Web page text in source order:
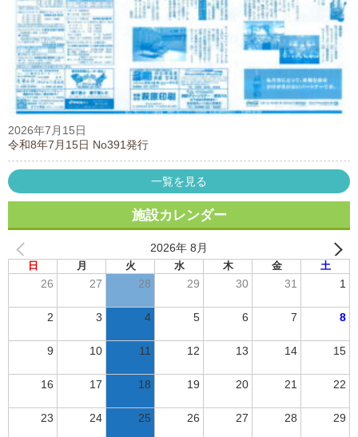
2026年7月15日
令和8年7月15日 No391発行
一覧を見る
施設カレンダー
2026年 8月
日 月 火 水 木 金 土
26 27 28 29 30 31 1
2 3 4 5 6 7 8
9 10 11 12 13 14 15
16 17 18 19 20 21 22
23 24 25 26 27 28 29